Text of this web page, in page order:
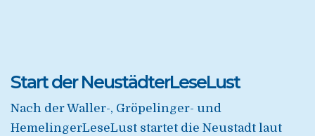
Start der NeustädterLeseLust
Nach der Waller-, Gröpelinger- und
HemelingerLeseLust startet die Neustadt laut